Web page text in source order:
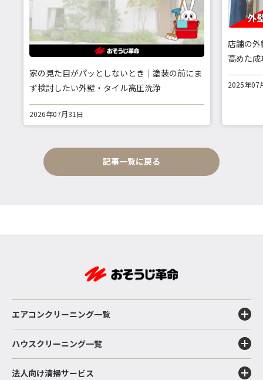
家の見た目がパッとしないとき｜塗装の前にま
ず検討したい外壁・タイル高圧洗浄
2026年07月31日
店舗の
高めた
2025年07
記事一覧に戻る
エアコンクリーニング一覧
ハウスクリーニング一覧
法人向け清掃サービス